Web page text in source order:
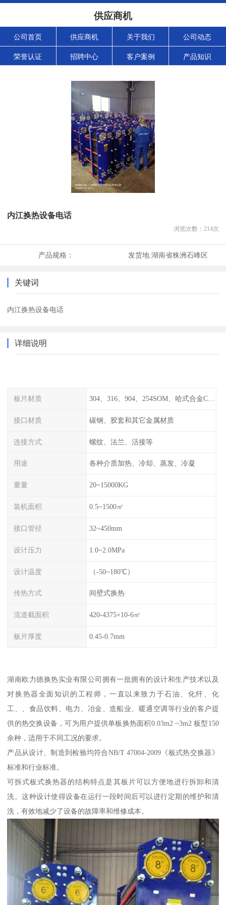
供应商机
公司首页 供应商机 关于我们 公司动态
荣誉认证 招聘中心 客户案例 产品知识
内江换热设备电话
浏览次数： 214次
产品规格： 发货地:湖南省株洲石峰区
关键词
内江换热设备电话
详细说明
板片材质 304、316、904、254SOM、哈式合金C-276、TA1等
接口材质 碳钢、胶套和其它金属材质
连接方式 螺纹、法兰、活接等
用途 各种介质加热、冷却、蒸发、冷凝
重量 20~15000KG
装机面积 0.5~1500㎡
接口管径 32~450mm
设计压力 1.0~2.0MPa
设计温度 （-50~180℃）
传热方式 间壁式换热
流道截面积 420-4375×10-6㎡
板片厚度 0.45-0.7mm
湖南欧力德换热实业有限公司拥有一批拥有的设计和生产技术以及
对换热器全面知识的工程师，一直以来致力于石油、化纤、化
工、、食品饮料、电力、冶金、造船业、暖通空调等行业的客户提
供的热交换设备，可为用户提供单板换热面积0.03m2 ~3m2 板型150
余种，适用于不同工况的要求。
产品从设计、制造到检验均符合NB/T 47004-2009《板式热交换器》
标准和行业标准。
可拆式板式换热器的结构特点是其板片可以方便地进行拆卸和清
洗。这种设计使得设备在运行一段时间后可以进行定期的维护和清
洗，有效地减少了设备的故障率和维修成本。